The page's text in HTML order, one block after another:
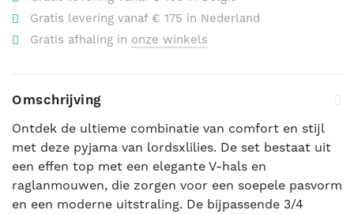
Gratis levering vanaf € 175 in Nederland
Gratis afhaling in onze winkels
Omschrijving
Ontdek de ultieme combinatie van comfort en stijl
met deze pyjama van lordsxlilies. De set bestaat uit
een effen top met een elegante V-hals en
raglanmouwen, die zorgen voor een soepele pasvorm
en een moderne uitstraling. De bijpassende 3/4